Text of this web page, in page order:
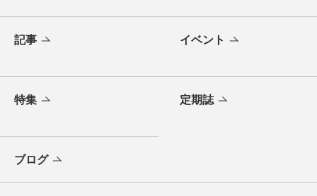
記事 イベント
特集 定期誌
ブログ